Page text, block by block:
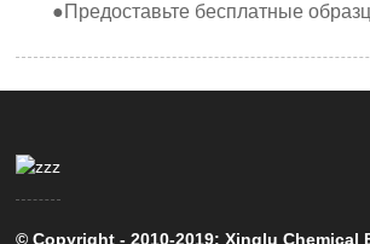
●Предоставьте бесплатные
© Copyright - 2010-2019: Xinglu Chemical